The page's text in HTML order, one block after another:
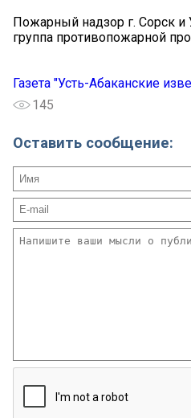
Пожарный надзор г. Сорск и
группа противопожарной
Газета "Усть-Абаканские
145
Оставить сообщение: